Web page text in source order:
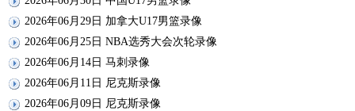
2026年06月29日 加拿大U17男篮录像
2026年06月25日 NBA选秀大会次轮录像
2026年06月14日 马刺录像
2026年06月11日 尼克斯录像
2026年06月09日 尼克斯录像